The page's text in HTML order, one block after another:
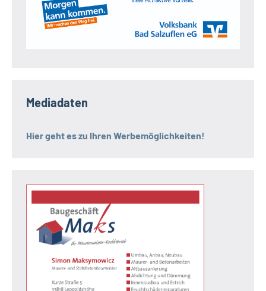
Mediadaten
Hier geht es zu Ihren Werbemöglichkeiten!